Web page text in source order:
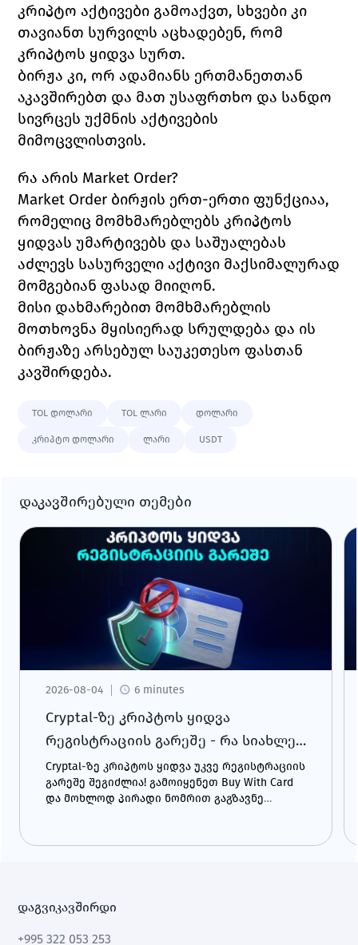
კრიპტო აქტივები გამოაქვთ, სხვები კი
თავიანთ სურვილს აცხადებენ, რომ
კრიპტოს ყიდვა სურთ.
ბირჟა კი, ორ ადამიანს ერთმანეთთან
აკავშირებთ და მათ უსაფრთხო და სანდო
სივრცეს უქმნის აქტივების
მიმოცვლისთვის.
რა არის Market Order?
Market Order ბირჟის ერთ-ერთი ფუნქციაა,
რომელიც მომხმარებლებს კრიპტოს
ყიდვას უმარტივებს და საშუალებას
აძლევს სასურველი აქტივი მაქსიმალურად
მომგებიან ფასად მიიღონ.
მისი დახმარებით მომხმარებლის
მოთხოვნა მყისიერად სრულდება და ის
ბირჟაზე არსებულ საუკეთესო ფასთან
კავშირდება.
TOL დოლარი TOL ლარი დოლარი
კრიპტო დოლარი ლარი USDT
დაკავშირებული თემები
2026-08-04 6 minutes
Cryptal-ზე კრიპტოს ყიდვა
რეგისტრაციის გარეშე - რა სიახლე
გელოდება?
Cryptal-ზე კრიპტოს ყიდვა უკვე რეგისტრაციის
გარეშე შეგიძლია! გამოიყენეთ Buy With Card
და მოხლოდ პირადი ნომრით გაგზავნე
დაგვიკავშირდი
+995 322 053 253